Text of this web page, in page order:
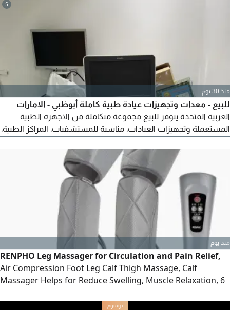
5
منذ 30 يوم
للبيع - معدات وتجهيزات عيادة طبية كاملة أبوظبي - الامارات
العربية المتحدة يتوفر للبيع مجموعة متكاملة من الاجهزة الطبية
المستعملة وتجهيزات العيادات، مناسبة للمستشفيات، المراكز الطبية،
كاملة. المعاينة متاحة للجادين فقط. تتوفر صور اضافية وقائمة
تفصيلية بجميع الاجهزة عند الطلب
منذ يوم
RENPHO Leg Massager for Circulation and Pain Relief,
Air Compression Foot Leg Calf Thigh Massage, Calf
Massager Helps for Reduce Swelling, Muscle Relaxation, 6